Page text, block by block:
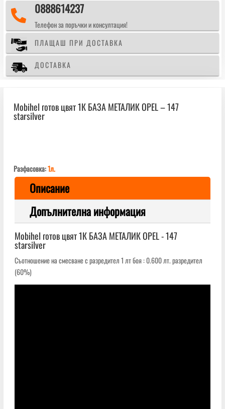
147
starsilver
 0888614237
Телефон за поръчки и консултация!
ПЛАЩАШ ПРИ ДОСТАВКА
ДОСТАВКА
Mobihеl готов цвят 1К БАЗА МЕТАЛИК OPEL – 147
starsilver
Разфасовка:1л.
Описание
Допълнителна информация
Mobihеl готов цвят 1К БАЗА МЕТАЛИК OPEL - 147
starsilver
Съотношение на смесване с разредител 1 лт боя : 0.600 лт. разредител
(60%)